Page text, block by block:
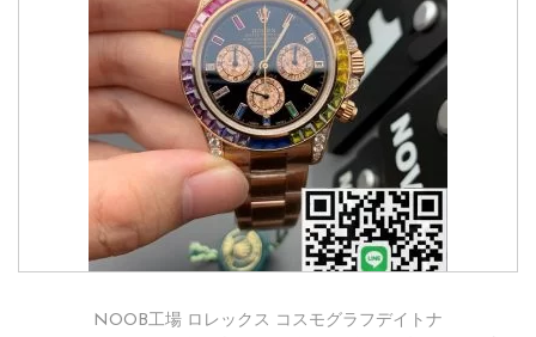
NOOB工場 ロレックス コスモグラフデイトナ